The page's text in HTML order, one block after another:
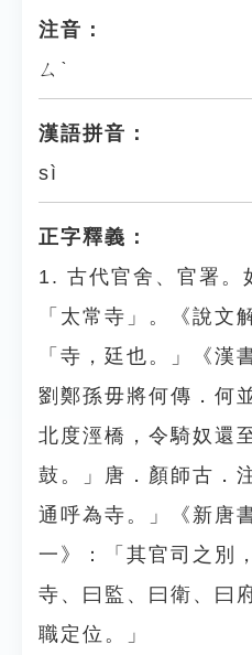
注音：
ㄙˋ
漢語拼音：
sì
正字釋義：
1. 古代官舍、官署。
「太常寺」。《說文
「寺，廷也。」《漢
劉鄭孫毋將何傳．何
北度涇橋，令騎奴還
鼓。」唐．顏師古．
通呼為寺。」《新唐
一》：「其官司之別
寺、曰監、曰衛、曰
職定位。」